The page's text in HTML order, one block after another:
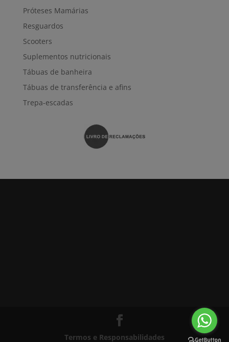
Próteses Mamárias
Resguardos
Scooters
Suplementos nutricionais
Tábuas de banheira
Tábuas de transferência e afins
Trepa-escadas
Termos e Responsabilidades